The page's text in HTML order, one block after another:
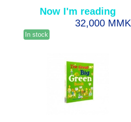
Now I'm reading
32,000 MMK
In stock